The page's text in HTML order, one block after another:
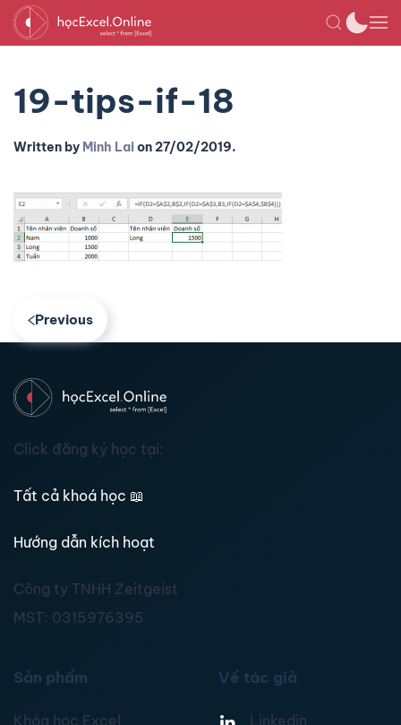
19-tips-if-18
Written by Minh Laion27/02/2019.
Previous
Click đăng ký học tại:
Tất cả khoá học 📖
Hướng dẫn kích hoạt
Công ty TNHH Zeitgeist
MST: 0315976395
Sản phẩm
Khóa học Excel
Về tác giả
Linkedin